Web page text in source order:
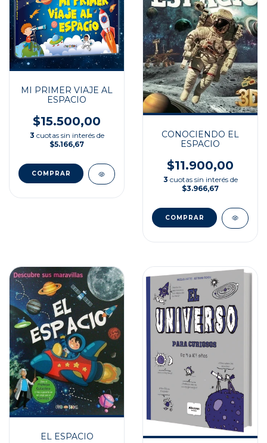
MI PRIMER VIAJE AL
ESPACIO
$15.500,00
3 cuotas sin interés de
$5.166,67
CONOCIENDO EL
ESPACIO
$11.900,00
3 cuotas sin interés de
$3.966,67
EL ESPACIO